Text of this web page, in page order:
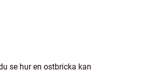
se hur en ostbricka kan